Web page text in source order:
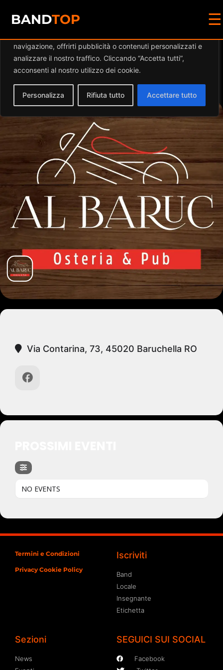
Diamo valore alla tua privacy
navigazione, offrirti pubblicità o contenuti personalizzati e
analizzare il nostro traffico. Cliccando “Accetta tutti”,
acconsenti al nostro utilizzo dei cookie.
Personalizza Rifiuta tutto Accettare tutto
BANDTOP ☰
Events by this
organizer
Via Contarina, 73, 45020 Baruchella RO
NO EVENTS
Termini e Condizioni
Privacy Cookie Policy
Iscriviti
Band
Locale
Insegnante
Etichetta
Sezioni
News
SEGUICI SUI SOCIAL
Facebook